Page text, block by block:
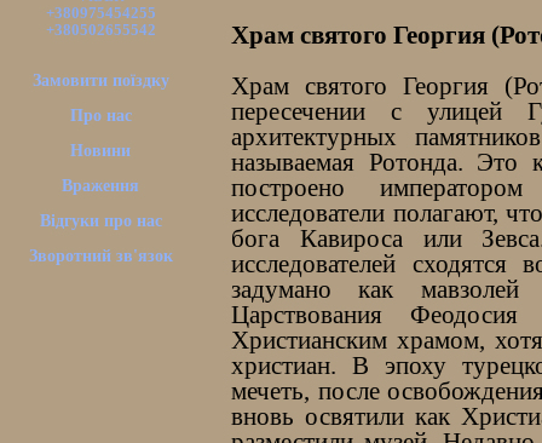
+380975454255
+380502655542
Замовити поїздку
Про нас
Новини
Враження
Відгуки про нас
Зворотний зв'язок
Храм святого Георгия
Храм святого Георгия
пересечении с улицей
архитектурных
называемая Ротонда. Это
построено
исследователи полагают,
бога Кавироса или
исследователей
задумано как
Царствования
Христианским храмом,
христиан. В эпоху
мечеть, после
вновь освятили как